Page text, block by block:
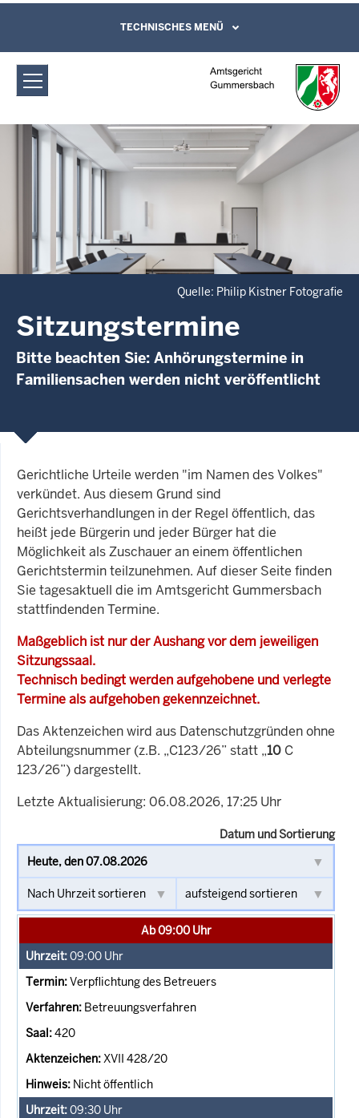
Amtsgericht Gummersbach:
Sitzungstermine
Direkt zum Inhalt
Leichte Sprache, Gebärdensprachenvideo
und Kontaktformular
TECHNISCHES MENÜ
Quelle: Philip Kistner Fotografie
Sitzungstermine
Bitte beachten Sie: Anhörungstermine in
Familiensachen werden nicht veröffentlicht
Gerichtliche Urteile werden "im Namen des Volkes"
verkündet. Aus diesem Grund sind
Gerichtsverhandlungen in der Regel öffentlich, das
heißt jede Bürgerin und jeder Bürger hat die
Möglichkeit als Zuschauer an einem öffentlichen
Gerichtstermin teilzunehmen. Auf dieser Seite finden
Sie tagesaktuell die im Amtsgericht Gummersbach
stattfindenden Termine.
Maßgeblich ist nur der Aushang vor dem jeweiligen
Sitzungssaal.
Technisch bedingt werden aufgehobene und verlegte
Termine als aufgehoben gekennzeichnet.
Das Aktenzeichen wird aus Datenschutzgründen ohne
Abteilungsnummer (z.B. „C123/26” statt „10 C
123/26”) dargestellt.
Letzte Aktualisierung: 06.08.2026, 17:25 Uhr
Datum und Sortierung
Ab 09:00 Uhr
09:00 Uhr
Verpflichtung des Betreuers
Betreuungsverfahren
420
XVII 428/20
Nicht öffentlich
09:30 Uhr